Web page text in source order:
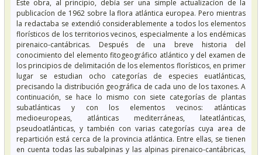
Este obra, al principio, debía ser una simple actualizacíon de la
publicacíon de 1962 sobre la flora atlántica europea. Pero mientras
la redactaba se extendió considerablemente a todos los elementos
florísticos de los territorios vecinos, especialmente a los endémicas
pirenaico-cantábricas. Después de una breve historia del
conocimiento del elemento fitogeográfico atlántico y del examen de
los principios de delimitación de los elementos florísticos, en primer
lugar se estudian ocho categorías de especies euatlánticas,
precisando la distribución geográfica de cada uno de los taxones. A
continuación, se hace lo mismo con siete categorías de plantas
subatlánticas y con los elementos vecinos: atlánticas
medioeuropeas, atlánticas mediterráneas, lateatlánticas,
pseudoatlánticas, y también con varias categorías cuya area de
repartición está cerca de la provincia atlántica. Entre ellas, se tienen
en cuenta todas las subalpinas y las alpinas pirenaico-cantábricas,